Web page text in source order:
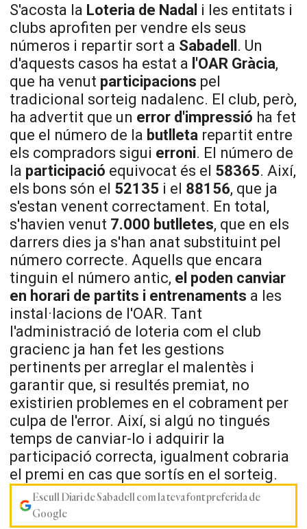
S'acosta la Loteria de Nadal i les entitats i
clubs aprofiten per vendre els seus
números i repartir sort a Sabadell . Un
d'aquests casos ha estat a l'OAR Gràcia,
que ha venut participacions pel
tradicional sorteig nadalenc. El club, però,
ha advertit que un error d'impressió ha fet
que el número de la butlleta repartit entre
els compradors sigui erroni. El número de
la participació equivocat és el 58365. Així,
els bons són el 52135 i el 88156, que ja
s'estan venent correctament. En total,
s'havien venut 7.000 butlletes, que en els
darrers dies ja s'han anat substituint pel
número correcte. Aquells que encara
tinguin el número antic, el poden canviar
en horari de partits i entrenaments a les
instal·lacions de l'OAR. Tant
l'administració de loteria com el club
gracienc ja han fet les gestions
pertinents per arreglar el malentès i
garantir que, si resultés premiat, no
existirien problemes en el cobrament per
culpa de l'error. Així, si algú no tingués
temps de canviar-lo i adquirir la
participació correcta, igualment cobraria
el premi en cas que sortís en el sorteig.
Escull Diari de Sabadell com la teva font preferida de
Google